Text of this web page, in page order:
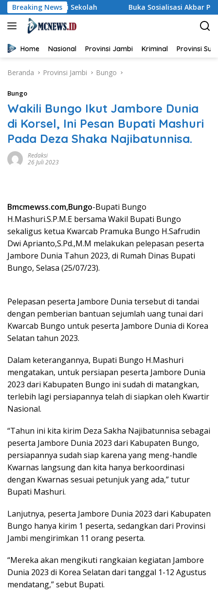
Langsung
ke
konten
Breaking News
dari Sekolah Buka Sosialisasi Akbar Pencegahan
Home Nasional Provinsi Jambi Kriminal Provinsi
Beranda Provinsi Jambi Bungo
Bungo
Wakili Bungo Ikut Jambore Dunia
di Korsel, Ini Pesan Bupati Mashuri
Pada Deza Shaka Najibatunnisa.
Redaksi
26 Juli 2023
Bmcmewss.com,Bungo-Bupati Bungo
H.Mashuri.S.P.M.E bersama Wakil Bupati Bungo
sekaligus ketua Kwarcab Pramuka Bungo H.Safrudin
Dwi Aprianto,S.Pd.,M.M melakukan pelepasan peserta
Jambore Dunia Tahun 2023, di Rumah Dinas Bupati
Bungo, Selasa (25/07/23).
Pelepasan peserta Jambore Dunia tersebut di tandai
dengan pemberian bantuan sejumlah uang tunai dari
Kwarcab Bungo untuk peserta Jambore Dunia di Korea
Selatan tahun 2023.
Dalam keterangannya, Bupati Bungo H.Mashuri
mengatakan, untuk persiapan peserta Jambore Dunia
2023 dari Kabupaten Bungo ini sudah di matangkan,
terlebih lagi persiapannya telah di siapkan oleh Kwartir
Nasional.
“Tahun ini kita kirim Deza Sakha Najibatunnisa sebagai
peserta Jambore Dunia 2023 dari Kabupaten Bungo,
persiapannya sudah siap karena yang meng-handle
Kwarnas langsung dan kita hanya berkoordinasi
dengan Kwarnas sesuai petunjuk yang ada,” tutur
Bupati Mashuri.
Lanjutnya, peserta Jambore Dunia 2023 dari Kabupaten
Bungo hanya kirim 1 peserta, sedangkan dari Provinsi
Jambi mengirimkan 11 orang peserta.
“Mereka akan mengikuti rangkaian kegiatan Jambore
Dunia 2023 di Korea Selatan dari tanggal 1-12 Agustus
mendatang,” sebut Bupati.